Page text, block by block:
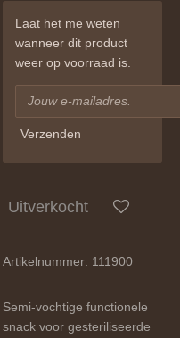
Laat het me weten
wanneer dit product
weer op voorraad is.
Verzenden
Uitverkocht
Artikelnummer: 111900
Semi-vochtige functionele
snack voor gesteriliseerde